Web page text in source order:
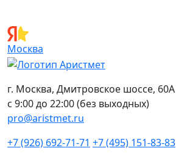
Москва
г. Москва, Дмитровское шоссе, 60А
с 9:00 до 22:00 (без выходных)
pro@aristmet.ru
+7 (926) 692-71-71 +7 (495) 151-83-83